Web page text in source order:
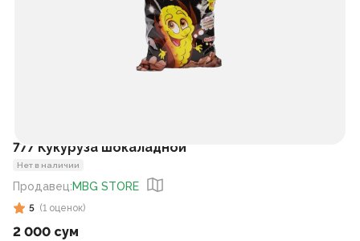
777 Кукуруза шокаладной
Нет в наличии
Продавец:MBG STORE
5 (1 оценок)
2 000 сум